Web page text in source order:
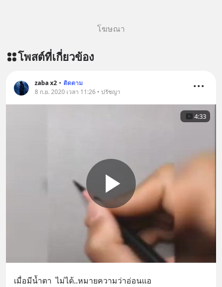
โฆษณา
โพสต์ที่เกี่ยวข้อง
zaba x2 • ติดตาม
8 ก.ย. 2020 เวลา 11:26 • ปรัชญา
4:33
เมื่อมีน้ำตา  ไม่ได้..หมายความว่าอ่อนแอ